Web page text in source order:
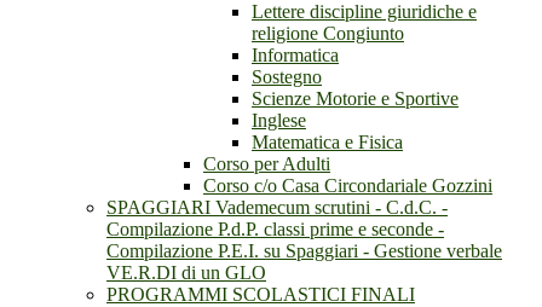
Lettere discipline giuridiche e
religione Congiunto
Informatica
Sostegno
Scienze Motorie e Sportive
Inglese
Matematica e Fisica
Corso per Adulti
Corso c/o Casa Circondariale Gozzini
SPAGGIARI Vademecum scrutini - C.d.C. -
Compilazione P.d.P. classi prime e seconde -
Compilazione P.E.I. su Spaggiari - Gestione verbale
VE.R.DI di un GLO
PROGRAMMI SCOLASTICI FINALI